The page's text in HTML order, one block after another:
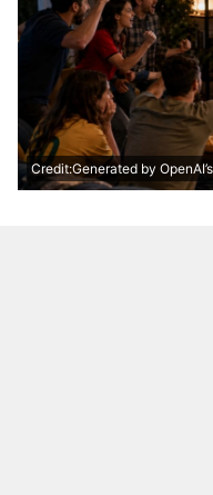
Credit:Generated by